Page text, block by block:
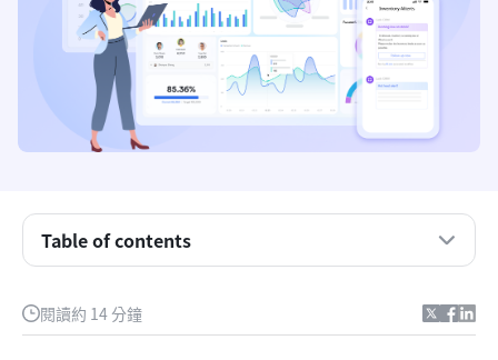
閱讀約 14 分鐘
Table of contents
重點摘要：庫存控制的五種解決方案
概述：5款庫存控制管理軟體